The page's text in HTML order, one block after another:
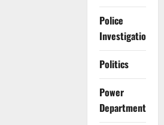
Police
Investigation
Politics
Power
Department